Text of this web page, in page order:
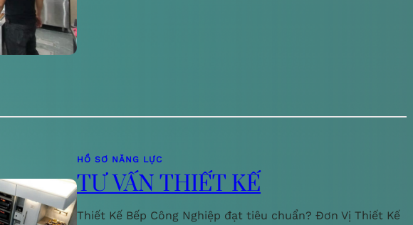
HỒ SƠ NĂNG LỰC
TƯ VẤN THIẾT KẾ
Thiết Kế Bếp Công Nghiệp đạt tiêu chuẩn? Đơn Vị Thiết Kế